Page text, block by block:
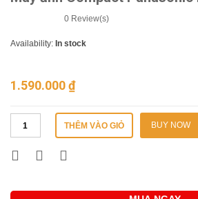
0 Review(s)
Availability: In stock
1.590.000₫
THÊM VÀO GIỎ BUY NOW